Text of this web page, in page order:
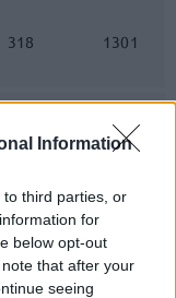
Information
third parties, or
for
below opt-out
that after your
seeing
318 1301
359 1301